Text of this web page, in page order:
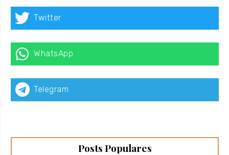
Twitter
WhatsApp
Telegram
Posts Populares